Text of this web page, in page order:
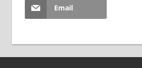
Email